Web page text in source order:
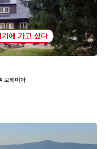
기에 가고 싶다
보헤미아